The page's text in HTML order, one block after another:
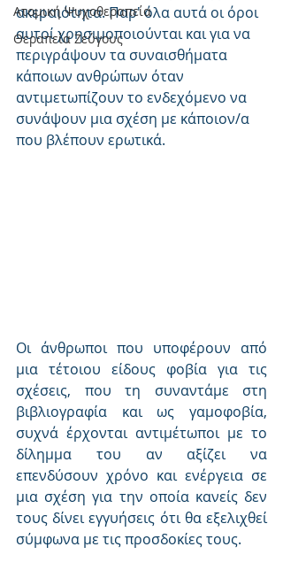
Ατομική Ψυχοθεραπεία
Θεραπεία Ζεύγους
ακεραιότητα. Παρ' όλα αυτά οι όροι
αυτοί χρησιμοποιούνται και για να
περιγράψουν τα συναισθήματα
κάποιων ανθρώπων όταν
αντιμετωπίζουν το ενδεχόμενο να
συνάψουν μια σχέση με κάποιον/α
που βλέπουν ερωτικά.
Οι άνθρωποι που υποφέρουν από
μια τέτοιου είδους φοβία για τις
σχέσεις, που τη συναντάμε στη
βιβλιογραφία και ως γαμοφοβία,
συχνά έρχονται αντιμέτωποι με το
δίλημμα του αν αξίζει να
επενδύσουν χρόνο και ενέργεια σε
μια σχέση για την οποία κανείς δεν
τους δίνει εγγυήσεις ότι θα εξελιχθεί
σύμφωνα με τις προσδοκίες τους.